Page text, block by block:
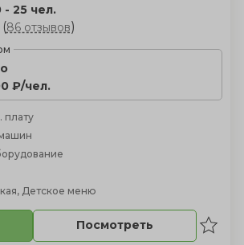
- 25 чел.
(86 отзывов)
₽/чел.
плату
Детское меню
Посмотреть